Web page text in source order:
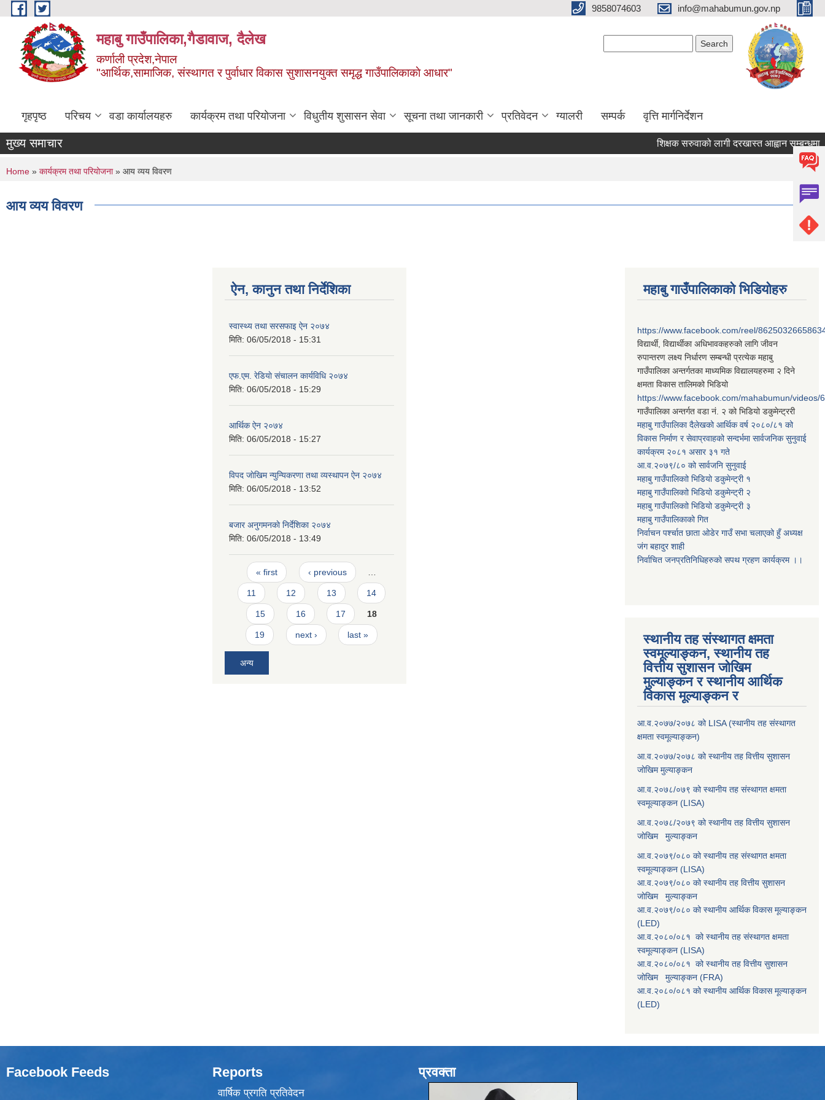
Skip to main content 9858074603 info@mahabumun.gov.np
महाबु गाउँपालिका,गैडावाज, दैलेख
कर्णाली प्रदेश,नेपाल
"आर्थिक,सामाजिक, संस्थागत र पुर्वाधार विकास सुशासनयुक्त समृद्ध गाउँपालिकाकाे आधार"
गृहपृष्ठ परिचय वडा कार्यालयहरु कार्यक्रम तथा परियोजना विधुतीय शुसासन सेवा सूचना तथा जानकारी प्रतिवेदन ग्यालरी सम्पर्क वृत्ति मार्गनिर्देशन
मुख्य समाचार शिक्षक सरुवाको लागी दरखास्त आह्वान सम्बन्धमा ।।
You are here
Home » कार्यक्रम तथा परियोजना» आय व्यय विवरण
आय व्यय विवरण
ऐन, कानुन तथा निर्देशिका
स्वास्थ्य तथा सरसफाइ ऐन २०७४
मिति: 06/05/2018 - 15:31
एफ.एम. रेडियाे संचालन कार्यविधि २०७४
मिति: 06/05/2018 - 15:29
आर्थिक ऐन २०७४
मिति: 06/05/2018 - 15:27
विपद जाेखिम न्युन्यिकरणा तथा व्यस्थापन ऐन २०७४
मिति: 06/05/2018 - 13:52
बजार अनुगमनकाे निर्देशिका २०७४
मिति: 06/05/2018 - 13:49
Pages
« first ‹ previous
11 12 13 14
15 16 17 18
19 next › last »
अन्य
महाबु गाउँपालिकाको भिडियोहरु
https://www.facebook.com/reel/
विद्यार्थी, विद्यार्थीका अधिभावकहरुको लागि जीवन
रुपान्तरण लक्ष्य निर्धारण सम्बन्धी प्रत्येक महाबु
गाउँपालिका अन्तर्गतका माध्यमिक विद्यालयहरुमा २ दिने
क्षमता विकास तालिमको भिडियो
https://www.facebook.com/mahabumun/videos/
गाउँपालिका अन्तर्गत वडा नं. २ को भिडियो डकुमेन्ट्ररी
महाबु गाउँपालिका दैलेखको आर्थिक वर्ष २०८०/८१ को
विकास निर्माण र सेवाप्रवाहको सन्दर्भमा सार्वजनिक सुनुवाई
कार्यक्रम २०८१ असार ३१ गते
आ.व.२०७९/८० को सार्वजनि सुनुवाई
महाबु गाउँपालिकाो भिडियो डकुमेन्ट्री १
महाबु गाउँपालिकाो भिडियो डकुमेन्ट्री २
महाबु गाउँपालिकाो भिडियो डकुमेन्ट्री ३
महाबु गाउँपालिकाको गित
निर्वाचन पर्श्चात छाता ओडेर गाउँ सभा चलाएको हुँ अध्यक्ष
जंग बहादुर शाही
निर्वाचित जनप्रतिनिधिहरुको सपथ ग्रहण कार्यक्रम ।।
स्थानीय तह संस्थागत क्षमता
स्वमूल्याङ्कन, स्थानीय तह
वित्तीय सुशासन जोखिम
मुल्याङ्कन र स्थानीय आर्थिक
विकास मूल्याङ्कन र
आ.व.२०७७/२०७८ को LISA (स्थानीय तह संस्थागत
क्षमता स्वमूल्याङ्कन)
आ.व.२०७७/२०७८ को स्थानीय तह वित्तीय सुशासन
जोखिम मुल्याङ्कन
आ.व.२०७८/०७९ को स्थानीय तह संस्थागत क्षमता
स्वमूल्याङ्कन (LISA)
आ.व.२०७८/२०७९ को स्थानीय तह वित्तीय सुशासन
जोखिम मुल्याङ्कन
आ.व.२०७९/०८० को स्थानीय तह संस्थागत क्षमता
स्वमूल्याङ्कन (LISA)
आ.व.२०७९/०८० को स्थानीय तह वित्तीय सुशासन
जोखिम मुल्याङ्कन
आ.व.२०७९/०८० को स्थानीय आर्थिक विकास मूल्याङ्कन
(LED)
आ.व.२०८०/०८१ को स्थानीय तह संस्थागत क्षमता
स्वमूल्याङ्कन (LISA)
आ.व.२०८०/०८१ को स्थानीय तह वित्तीय सुशासन
जोखिम मुल्याङ्कन (FRA)
आ.व.२०८०/०८१ को स्थानीय आर्थिक विकास मूल्याङ्कन
(LED)
Facebook Feeds Reports
वार्षिक प्रगति प्रतिवेदन
प्रवक्ता